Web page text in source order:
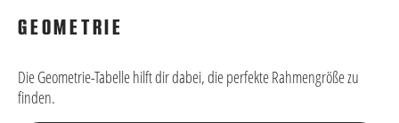
GEOMETRIE
Die Geometrie-Tabelle hilft dir dabei, die perfekte Rahmengröße zu
finden.